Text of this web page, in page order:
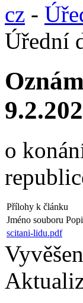
cz -
Úřední
o
Přílohy k článku
Jméno souboru
scitani-lidu.pdf